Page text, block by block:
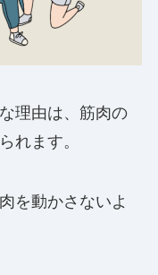
理由は、筋肉の
れます。
を動かさないよ